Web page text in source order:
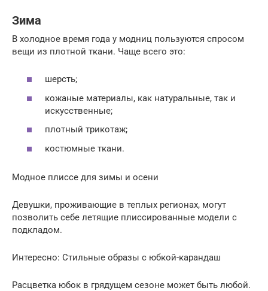
Зима
В холодное время года у модниц пользуются спросом
вещи из плотной ткани. Чаще всего это:
шерсть;
кожаные материалы, как натуральные, так и
искусственные;
плотный трикотаж;
костюмные ткани.
Модное плиссе для зимы и осени
Девушки, проживающие в теплых регионах, могут
позволить себе летящие плиссированные модели с
подкладом.
Интересно: Стильные образы с юбкой-карандаш
Расцветка юбок в грядущем сезоне может быть любой.